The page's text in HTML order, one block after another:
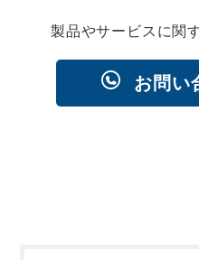
製品やサービスに関
お問い